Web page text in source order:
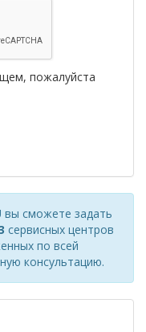
пожалуйста
вы сможете задать
сервисных центров
по всей
консультацию.